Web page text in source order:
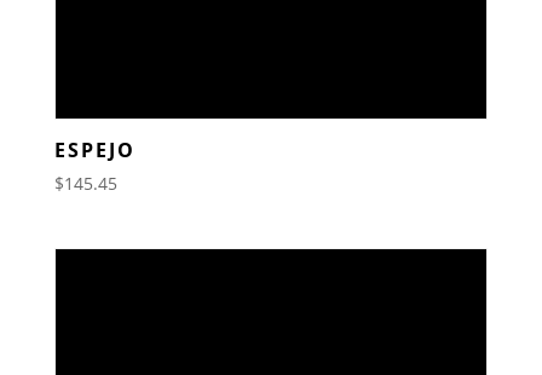
ESPEJO
$145.45